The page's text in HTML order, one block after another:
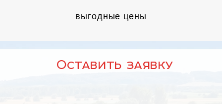
выгодные цены
Оставить заявку